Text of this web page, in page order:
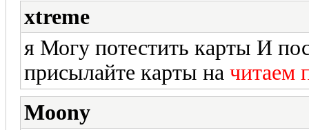
xtreme
я Могу потестить карты И
присылайте карты на читаем
Moony